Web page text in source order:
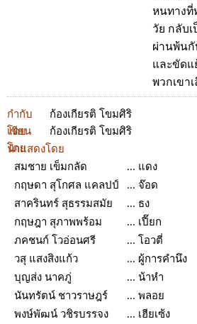
หนทางที่
วัย กลับ
ผ่านพ้นกั
และขัดแ
พวกเขา
กำกับ
โดย
ก้องเกียรติ โขมศิริ
เขียน
โดย
ก้องเกียรติ โขมศิริ
นำแสดงโดย
สมชาย เข็มกลัด
... แดง
กฤษดา สุโกศล แคลปป์
... จ๊อด
สาครินทร์ สุธรรมสมัย
... ธง
กฤษฎา สุภาพพร้อม
... เปี๊ยก
ภคชนก์ โวอ่อนศรี
... โอวตี่
วสุ แสงสิงแก้ว
... ผู้การคำนึง
บุญส่ง นาคภู่
... น้าหำ
นันทรัตน์ ชาวราษฎร์
... พลอย
พงษ์พัฒน์ วชิรบรรจง
... เฮียเซ้ง